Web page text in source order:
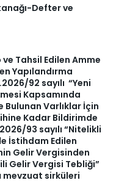
Defter ve
Tahsil Edilen Amme
Yapılandırma
92 sayılı “Yeni
Kapsamında
Bulunan Varlıklar İçin
Kadar Bildirimde
93 sayılı “Nitelikli
İstihdam Edilen
Gelir Vergisinden
Gelir Vergisi Tebliği”
mevzuat sirküleri